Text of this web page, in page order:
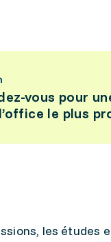
vous pour
le plus
les études